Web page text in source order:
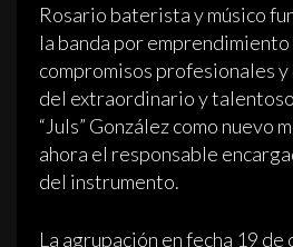
Rosario baterista y músico
la banda por
compromisos profesionales y
del extraordinario y
“Juls” González como nuevo
ahora el responsable
del instrumento.
La agrupación en fecha 19